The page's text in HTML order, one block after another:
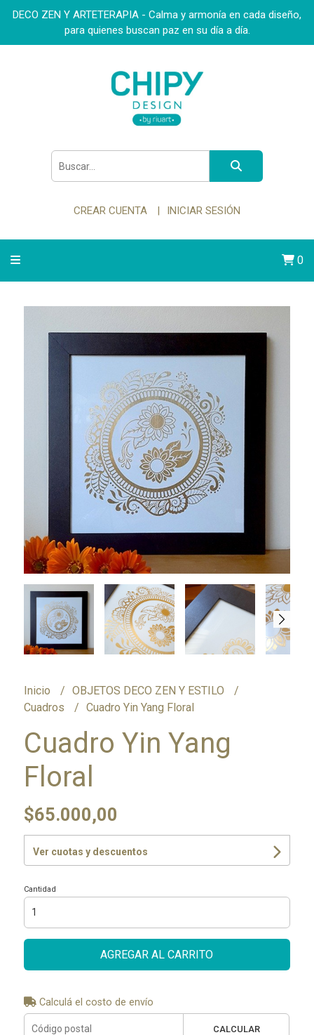
DECO ZEN Y ARTETERAPIA - Calma y armonía en cada diseño,
para quienes buscan paz en su día a día.
CREAR CUENTA INICIAR SESIÓN
0
Inicio
OBJETOS DECO ZEN Y ESTILO
Cuadros
Cuadro Yin Yang Floral
Cuadro Yin Yang
Floral
$65.000,00
Ver cuotas y descuentos
Cantidad
AGREGAR AL CARRITO
Calculá el costo de envío
CALCULAR